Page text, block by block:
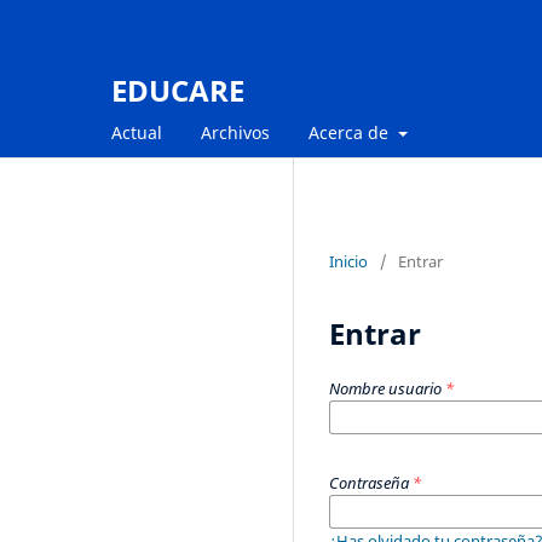
EDUCARE
Actual Archivos Acerca de
Inicio / Entrar
Entrar
Nombre usuario *
Contraseña *